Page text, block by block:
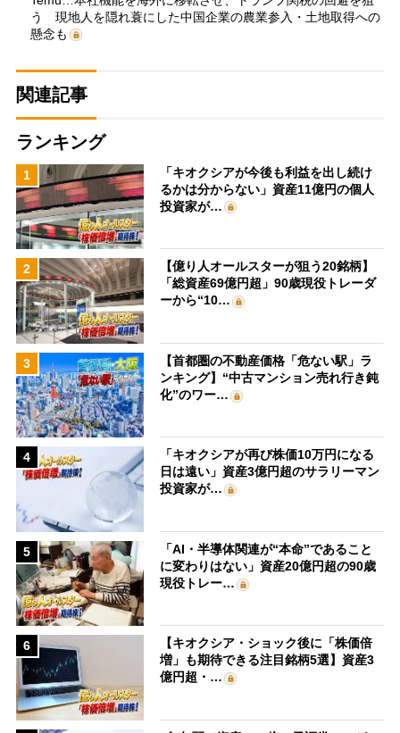
う 現地人を隠れ蓑にした中国企業の農業参入・土地取得への
懸念も
関連記事
ランキング
1
「キオクシアが今後も利益を出し続け
るかは分からない」資産11億円の個人
投資家が…
2
【億り人オールスターが狙う20銘柄】
「総資産69億円超」90歳現役トレーダ
ーから“10…
3
【首都圏の不動産価格「危ない駅」ラ
ンキング】“中古マンション売れ行き鈍
化”のワー…
4
「キオクシアが再び株価10万円になる
日は遠い」資産3億円超のサラリーマン
投資家が…
5
「AI・半導体関連が“本命”であること
に変わりはない」資産20億円超の90歳
現役トレー…
6
【キオクシア・ショック後に「株価倍
増」も期待できる注目銘柄5選】資産3
億円超・…